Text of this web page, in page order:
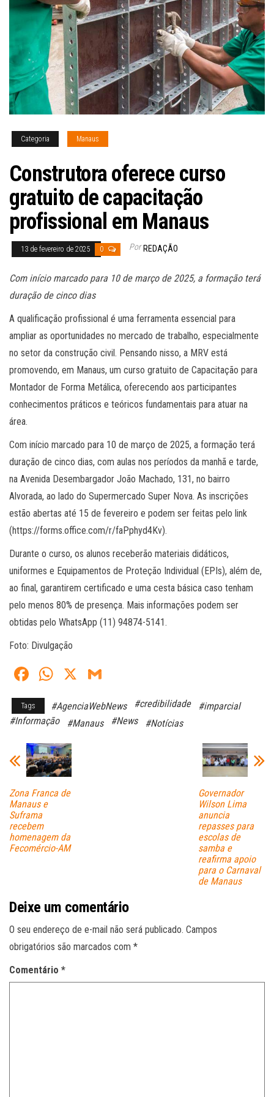
Categoria Manaus
Construtora oferece curso
gratuito de capacitação
profissional em Manaus
13 de fevereiro de 2025 0 Por REDAÇÃO
Com início marcado para 10 de março de 2025, a formação terá
duração de cinco dias
A qualificação profissional é uma ferramenta essencial para
ampliar as oportunidades no mercado de trabalho, especialmente
no setor da construção civil. Pensando nisso, a MRV está
promovendo, em Manaus, um curso gratuito de Capacitação para
Montador de Forma Metálica, oferecendo aos participantes
conhecimentos práticos e teóricos fundamentais para atuar na
área.
Com início marcado para 10 de março de 2025, a formação terá
duração de cinco dias, com aulas nos períodos da manhã e tarde,
na Avenida Desembargador João Machado, 131, no bairro
Alvorada, ao lado do Supermercado Super Nova. As inscrições
estão abertas até 15 de fevereiro e podem ser feitas pelo link
(https://forms.office.com/r/faPphyd4Kv).
Durante o curso, os alunos receberão materiais didáticos,
uniformes e Equipamentos de Proteção Individual (EPIs), além de,
ao final, garantirem certificado e uma cesta básica caso tenham
pelo menos 80% de presença. Mais informações podem ser
obtidas pelo WhatsApp (11) 94874-5141.
Foto: Divulgação
Fa
ce
bo
ok
W
ts
pp
X
ail
Tags #AgenciaWebNews #credibilidade
#imparcial
#Informação
#Manaus #News #Notícias
Zona Franca de
Manaus e
Suframa
recebem
homenagem da
Fecomércio-AM
Governador
Wilson Lima
anuncia
repasses para
escolas de
samba e
reafirma apoio
para o Carnaval
de Manaus
Deixe um comentário
O seu endereço de e-mail não será publicado. Campos
obrigatórios são marcados com *
Comentário *